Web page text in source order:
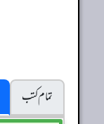
تمام کتب